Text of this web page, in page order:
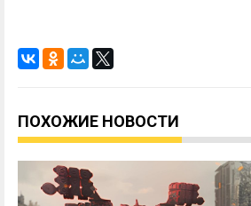
ПОХОЖИЕ НОВОСТИ